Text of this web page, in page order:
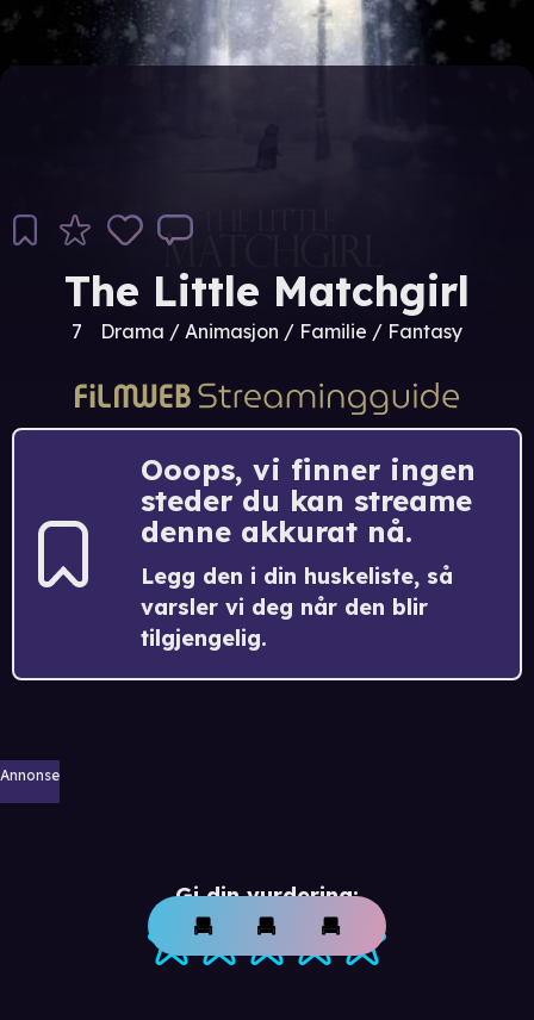
The Little Matchgirl
7 Drama / Animasjon / Familie / Fantasy
Ooops, vi finner ingen
steder du kan streame
denne akkurat nå.
Legg den i din huskeliste, så
varsler vi deg når den blir
tilgjengelig.
Annonse
Gi din vurdering: